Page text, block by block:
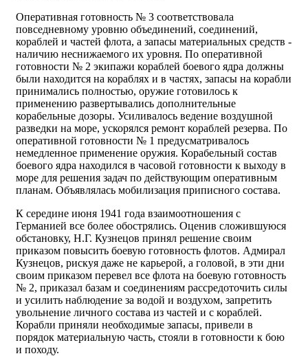
Оперативная готовность № 3 соответствовала
повседневному уровню объединений, соединений,
кораблей и частей флота, а запасы материальных средств -
наличию неснижаемого их уровня. По оперативной
готовности № 2 экипажи кораблей боевого ядра должны
были находится на кораблях и в частях, запасы на корабли
принимались полностью, оружие готовилось к
применению развертывались дополнительные
корабельные дозоры. Усиливалось ведение воздушной
разведки на море, ускорялся ремонт кораблей резерва. По
оперативной готовности № 1 предусматривалось
немедленное применение оружия. Корабельный состав
боевого ядра находился в часовой готовности к выходу в
море для решения задач по действующим оперативным
планам. Объявлялась мобилизация приписного состава.
К середине июня 1941 года взаимоотношения с
Германией все более обострялись. Оценив сложившуюся
обстановку, Н.Г. Кузнецов принял решение своим
приказом повысить боевую готовность флотов. Адмирал
Кузнецов, рискуя даже не карьерой, а головой, в эти дни
своим приказом перевел все флота на боевую готовность
№ 2, приказал базам и соединениям рассредоточить силы
и усилить наблюдение за водой и воздухом, запретить
увольнение личного состава из частей и с кораблей.
Корабли приняли необходимые запасы, привели в
порядок материальную часть, стояли в готовности к бою
и походу.